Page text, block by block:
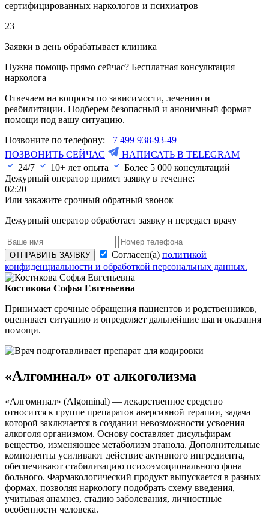
сертифицированных наркологов и психиатров
23
Заявки в день обрабатывает клиника
Нужна помощь прямо сейчас? Бесплатная консультация
нарколога
Отвечаем на вопросы по зависимости, лечению и
реабилитации. Подберем безопасный и анонимный формат
помощи под вашу ситуацию.
Позвоните по телефону: +7 499 938-93-49
ПОЗВОНИТЬ СЕЙЧАС
НАПИСАТЬ В TELEGRAM
24/7
10+ лет опыта Более 5 000 консультаций
Дежурный оператор примет заявку в течение:
02:20
Или закажите срочный обратный звонок
Дежурный оператор обработает заявку и передаст врачу
ОТПРАВИТЬ ЗАЯВКУ Согласен(а) политикой
конфиденциальности и обработкой персональных данных.
Костикова Софья Евгеньевна
Принимает срочные обращения пациентов и родственников,
оценивает ситуацию и определяет дальнейшие шаги оказания
помощи.
«Алгоминал» от алкоголизма
«Алгоминал» (Algominal) — лекарственное средство
относится к группе препаратов аверсивной терапии, задача
которой заключается в создании невозможности усвоения
алкоголя организмом. Основу составляет дисульфирам —
вещество, изменяющее метаболизм этанола. Дополнительные
компоненты усиливают действие активного ингредиента,
обеспечивают стабилизацию психоэмоционального фона
больного. Фармакологический продукт выпускается в разных
формах, позволяя наркологу подобрать схему введения,
учитывая анамнез, стадию заболевания, личностные
особенности человека.